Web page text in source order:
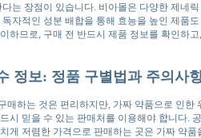
는 장점이 있습니다. 비아몰은 다양한 제네
자적인 성분 배합을 통해 효능을 높인 제품
하므로, 구매 전 반드시 제품 정보를 확인하
정보: 정품 구별법과 주의사
매하는 것은 편리하지만, 가짜 약품으로 인한
시 믿을 수 있는 판매처를 이용해야 합니다.
게 저렴한 가격으로 판매하는 곳은 가짜 약